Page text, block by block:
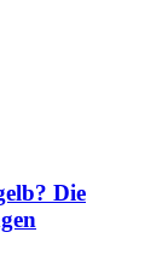
Die